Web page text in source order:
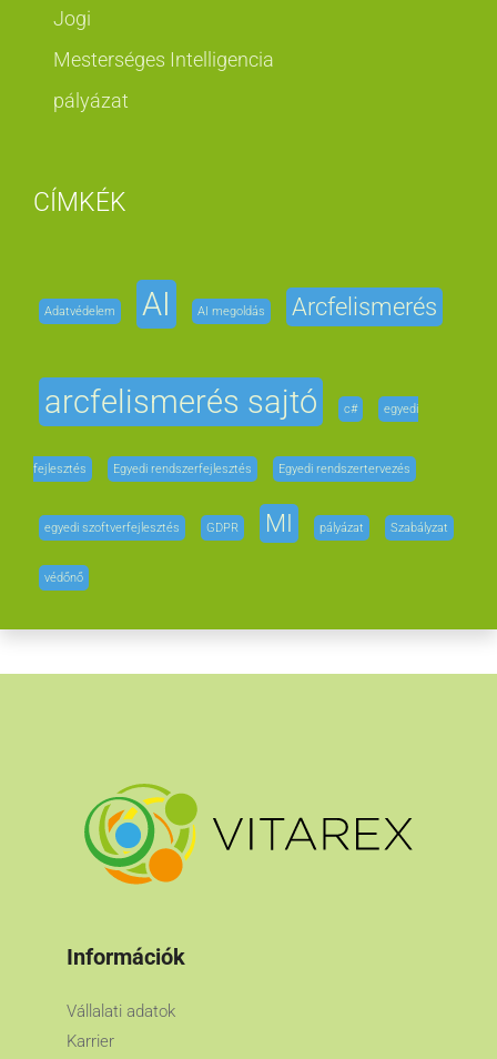
Jogi
Mesterséges Intelligencia
pályázat
CÍMKÉK
Adatvédelem AI AI megoldás Arcfelismerés
arcfelismerés sajtó c# egyedi
fejlesztés Egyedi rendszerfejlesztés Egyedi rendszertervezés
egyedi szoftverfejlesztés GDPR MI pályázat Szabályzat
védőnő
Információk
Vállalati adatok
Karrier